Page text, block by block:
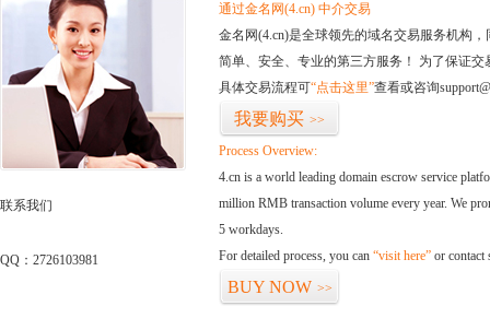
联系我们
QQ：2726103981
通过金名网(4.cn) 中介交易
金名网(4.cn)是全球领先的域名交易服务机构
简单、安全、专业的第三方服务！ 为了保证
具体交易流程可“点击这里”查看或咨询
我要购买 >>
Process Overview:
4.cn is a world leading domain escrow service
million RMB transaction volume every year. We
5 workdays.
For detailed process, you can “visit here” or contact
BUY NOW >>